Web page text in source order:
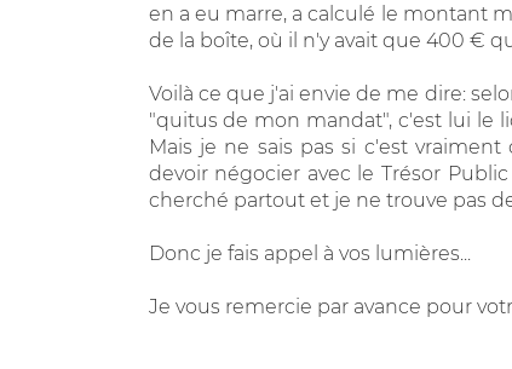
en a eu marre, a calculé le montant
de la boîte, où il n'y avait que 400 €
Voilà ce que j'ai envie de me dire:
"quitus de mon mandat", c'est lui le
Mais je ne sais pas si c'est
devoir négocier avec le Trésor
cherché partout et je ne trouve pas
Donc je fais appel à vos lumières...
Je vous remercie par avance pour